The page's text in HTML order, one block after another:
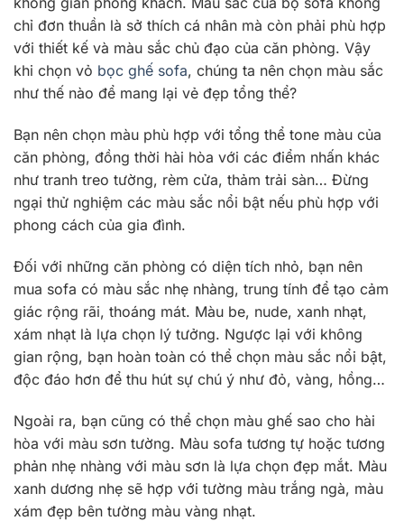
chỉ đơn thuần là sở thích cá nhân mà còn phải phù hợp
với thiết kế và màu sắc chủ đạo của căn phòng. Vậy
khi chọn vỏ bọc ghế sofa, chúng ta nên chọn màu sắc
như thế nào để mang lại vẻ đẹp tổng thể?
Bạn nên chọn màu phù hợp với tổng thể tone màu của
căn phòng, đồng thời hài hòa với các điểm nhấn khác
như tranh treo tường, rèm cửa, thảm trải sàn… Đừng
ngại thử nghiệm các màu sắc nổi bật nếu phù hợp với
phong cách của gia đình.
Đối với những căn phòng có diện tích nhỏ, bạn nên
mua sofa có màu sắc nhẹ nhàng, trung tính để tạo cảm
giác rộng rãi, thoáng mát. Màu be, nude, xanh nhạt,
xám nhạt là lựa chọn lý tưởng. Ngược lại với không
gian rộng, bạn hoàn toàn có thể chọn màu sắc nổi bật,
độc đáo hơn để thu hút sự chú ý như đỏ, vàng, hồng…
Ngoài ra, bạn cũng có thể chọn màu ghế sao cho hài
hòa với màu sơn tường. Màu sofa tương tự hoặc tương
phản nhẹ nhàng với màu sơn là lựa chọn đẹp mắt. Màu
xanh dương nhẹ sẽ hợp với tường màu trắng ngà, màu
xám đẹp bên tường màu vàng nhạt.